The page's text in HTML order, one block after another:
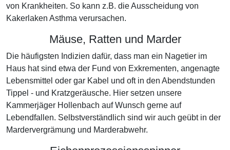
von Krankheiten. So kann z.B. die Ausscheidung von
Kakerlaken Asthma verursachen.
Mäuse, Ratten und Marder
Die häufigsten Indizien dafür, dass man ein Nagetier im
Haus hat sind etwa der Fund von Exkrementen, angenagte
Lebensmittel oder gar Kabel und oft in den Abendstunden
Tippel - und Kratzgeräusche. Hier setzen unsere
Kammerjäger Hollenbach auf Wunsch gerne auf
Lebendfallen. Selbstverständlich sind wir auch geübt in der
Mardervergrämung und Marderabwehr.